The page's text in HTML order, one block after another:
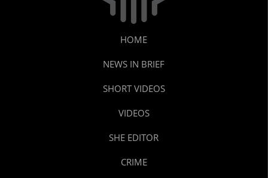
HOME
NEWS IN BRIEF
SHORT VIDEOS
VIDEOS
SHE EDITOR
CRIME